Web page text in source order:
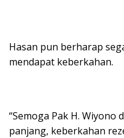
Hasan pun berharap
mendapat keberkahan.
“Semoga Pak H.
panjang, keberkahan